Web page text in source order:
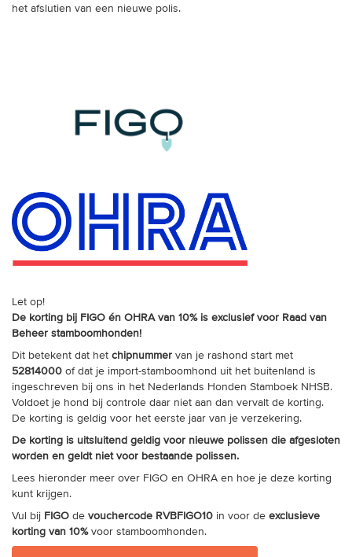
het afslutien van een nieuwe polis.
Let op!
De korting bij FIGO én OHRA van 10% is exclusief voor Raad van
Beheer stamboomhonden!
Dit betekent dat het chipnummer van je rashond start met
52814000 of dat je import-stamboomhond uit het buitenland is
ingeschreven bij ons in het Nederlands Honden Stamboek NHSB.
Voldoet je hond bij controle daar niet aan dan vervalt de korting.
De korting is geldig voor het eerste jaar van je verzekering.
De korting is uitsluitend geldig voor nieuwe polissen die afgesloten
worden en geldt niet voor bestaande polissen.
Lees hieronder meer over FIGO en OHRA en hoe je deze korting
kunt krijgen.
Vul bij FIGO de vouchercode RVBFIGO10 in voor de exclusieve
korting van 10%voor stamboomhonden.